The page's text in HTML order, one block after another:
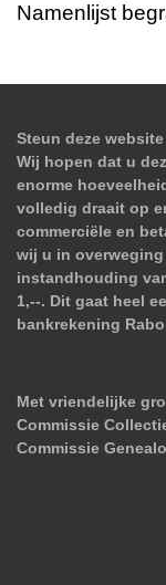
Namenlijst
Steun deze website
Wij hopen dat u
enorme
volledig draait op
commerciële en
wij u in
instandhouding
1,--. Dit gaat heel
bankrekening
Met vriendelijke
Commissie
Commissie